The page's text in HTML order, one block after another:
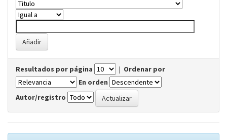
Resultados por página | Ordenar por
En orden
Autor/registro